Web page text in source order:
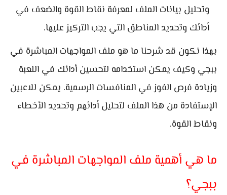
وتحليل بيانات الملف لمعرفة نقاط القوة والضعف في
أدائك وتحديد المناطق التي يجب التركيز عليها.
بهذا نكون قد شرحنا ما هو ملف المواجهات المباشرة في
ببجي وكيف يمكن استخدامه لتحسين أدائك في اللعبة
وزيادة فرص الفوز في المنافسات الرسمية. يمكن للاعبين
الإستفادة من هذا الملف لتحليل أدائهم وتحديد الأخطاء
ونقاط القوة.
ما هي أهمية ملف المواجهات المباشرة في
ببجي؟